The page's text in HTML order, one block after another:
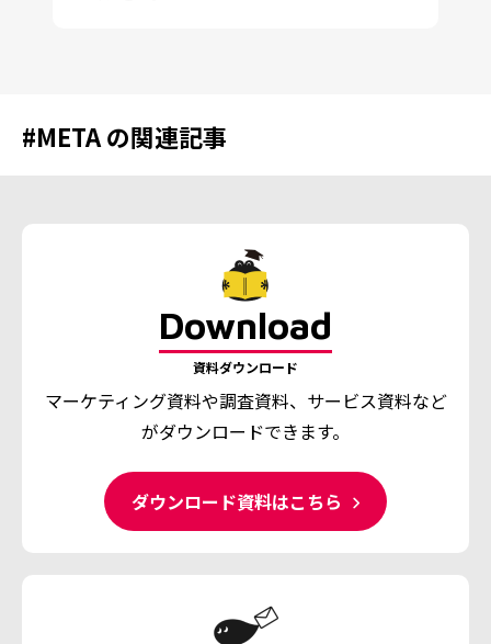
#METAの関連記事
Download
資料ダウンロード
マーケティング資料や調査資料、 サービス資料など
がダウンロードできます。
ダウンロード資料はこちら